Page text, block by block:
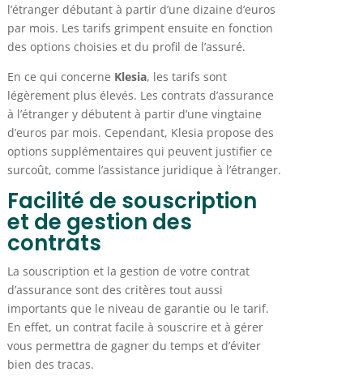
l’étranger débutant à partir d’une dizaine d’euros
par mois. Les tarifs grimpent ensuite en fonction
des options choisies et du profil de l’assuré.
En ce qui concerne Klesia, les tarifs sont
légèrement plus élevés. Les contrats d’assurance
à l’étranger y débutent à partir d’une vingtaine
d’euros par mois. Cependant, Klesia propose des
options supplémentaires qui peuvent justifier ce
surcoût, comme l’assistance juridique à l’étranger.
Facilité de souscription
et de gestion des
contrats
La souscription et la gestion de votre contrat
d’assurance sont des critères tout aussi
importants que le niveau de garantie ou le tarif.
En effet, un contrat facile à souscrire et à gérer
vous permettra de gagner du temps et d’éviter
bien des tracas.